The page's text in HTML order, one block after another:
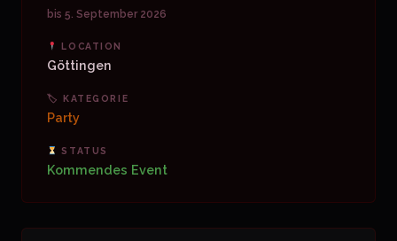
bis 5. September 2026
LOCATION
Göttingen
🏷 KATEGORIE
Party
STATUS
Kommendes Event